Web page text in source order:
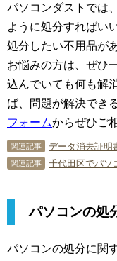
パソコンダストでは
ように処分すればい
処分したい不用品が
お悩みの方は、ぜひ
込んでいても何も解
ば、問題が解決でき
フォームからぜひご
関連記事
関連記事
パソコンの処
パソコンの処分に関